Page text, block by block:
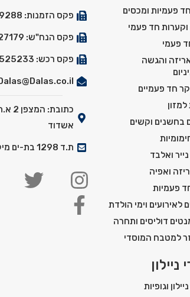
פעמיות ומכסים
חד פעמי
פעמי
והגשה
חד פעמיים
למזון
בחשנים וקשים
ואלבד
ואפיה
פעמיות
לאירועים וימי הולדת
דוליסים ותחרה
למטבח המוסדי
ניילון
וגופיות
פקס הזמנות: 03-5529288
פקס הנח"ש: 03-5527179
פקס רכש: 03-5525233
אשדוד
ת.ד 1298 בת-ים מיקוד: 5911201